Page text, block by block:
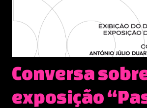
Conversa
exposição